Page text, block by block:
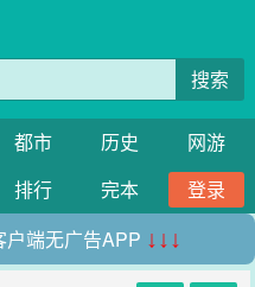
搜索
都市 历史
网游
排行 完本
登录
端无广告APP ↓↓↓